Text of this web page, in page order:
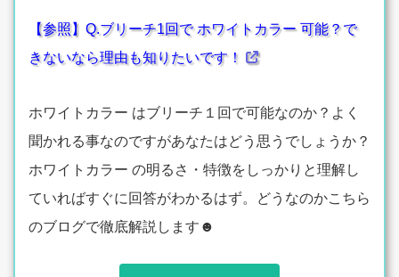
【参照】Q.ブリーチ1回で ホワイトカラー 可能？で
きないなら理由も知りたいです！
ホワイトカラー はブリーチ１回で可能なのか？よく
聞かれる事なのですがあなたはどう思うでしょうか？
ホワイトカラー の明るさ・特徴をしっかりと理解し
ていればすぐに回答がわかるはず。どうなのかこちら
のブログで徹底解説します☻